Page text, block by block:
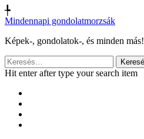
╄
Mindennapi gondolatmorzsák
Képek-, gondolatok-, és minden más!
Keresés:
Hit enter after type your search item